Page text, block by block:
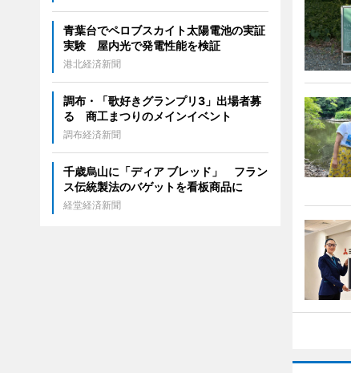
青葉台でペロブスカイト太陽電池の実証
実験 屋内光で発電性能を検証
港北経済新聞
調布・「歌好きグランプリ3」出場者募
る 商工まつりのメインイベント
調布経済新聞
千歳烏山に「ディア ブレッド」 フラン
ス伝統製法のバゲットを看板商品に
経堂経済新聞